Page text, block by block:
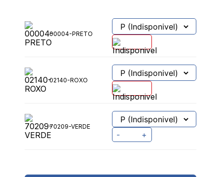
00004-PRETO
02140-ROXO
70209-VERDE
- +